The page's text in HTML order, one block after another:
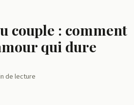
couple : comment
qui dure
de lecture